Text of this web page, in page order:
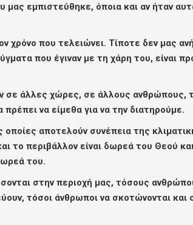
μας εμπιστεύθηκε, όποια και αν ήταν
που τελειώνει. Τίποτε δεν μας
που έγιναν με τη χάρη του, είναι
σε άλλες χώρες, σε άλλους ανθρώπους,
να είμεθα για να την διατηρούμε.
αποτελούν συνέπεια της
το περιβάλλον είναι δωρεά του Θεού
του.
στην περιοχή μας, τόσους
τόσοι άνθρωποι να σκοτώνονται και